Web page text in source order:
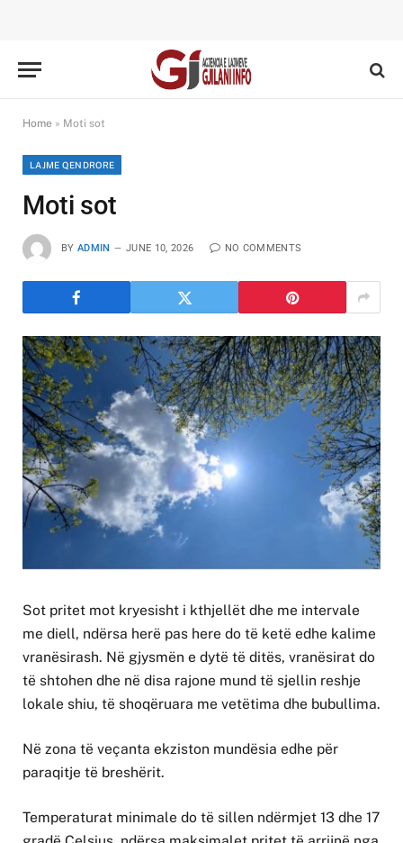
Home » Moti sot
LAJME QENDRORE
Moti sot
BY ADMIN JUNE 10, 2026 NO COMMENTS
Sot pritet mot kryesisht i kthjellët dhe me intervale
me diell, ndërsa herë pas here do të ketë edhe kalime
vranësirash. Në gjysmën e dytë të ditës, vranësirat do
të shtohen dhe në disa rajone mund të sjellin reshje
lokale shiu, të shoqëruara me vetëtima dhe bubullima.
Në zona të veçanta ekziston mundësia edhe për
paraqitje të breshërit.
Temperaturat minimale do të sillen ndërmjet 13 dhe 17